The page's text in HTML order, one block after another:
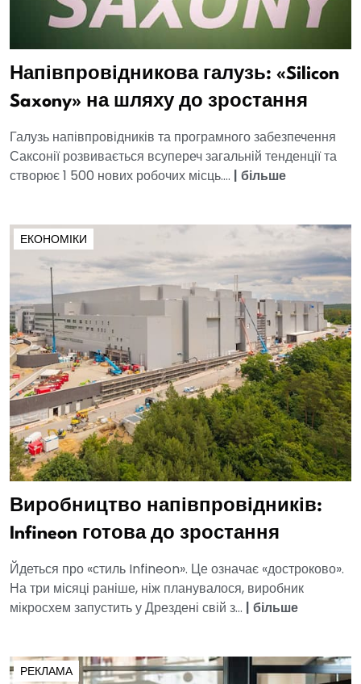
Напівпровідникова галузь: «Silicon
Saxony» на шляху до зростання
Галузь напівпровідників та програмного забезпечення
Саксонії розвивається всупереч загальній тенденції та
створює 1 500 нових робочих місць.... | більше
ЕКОНОМІКИ
Виробництво напівпровідників:
Infineon готова до зростання
Йдеться про «стиль Infineon». Це означає «достроково».
На три місяці раніше, ніж планувалося, виробник
мікросхем запустить у Дрездені свій з... | більше
РЕКЛАМА